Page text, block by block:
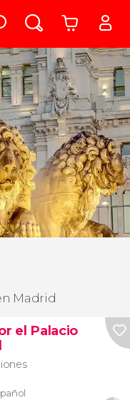
Madrid
el Palacio